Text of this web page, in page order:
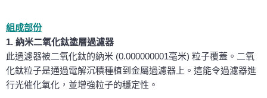
組成部份
1. 納米二氧化鈦塗層過濾器
此過濾器被二氧化鈦的納米 (0.000000001毫米) 粒子覆蓋。二氧
化鈦粒子是通過電解沉積種植到金屬過濾器上。這能令過濾器進
行光催化氧化，並增強粒子的穩定性。